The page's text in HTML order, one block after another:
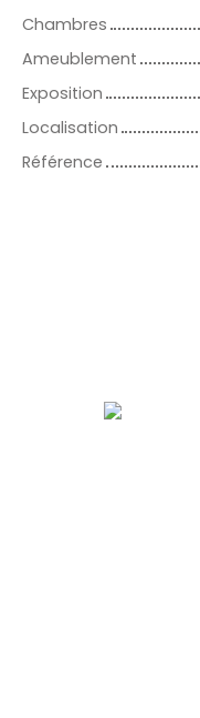
Chambres
Ameublement
Exposition
Localisation
Référence